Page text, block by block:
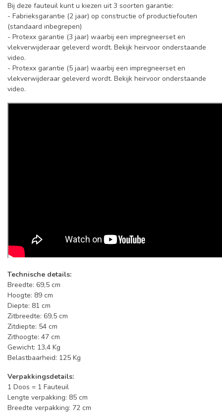
Bij deze fauteuil kunt u kiezen uit 3 soorten garantie:
- Fabrieksgarantie (2 jaar) op constructie of productiefouten
(standaard inbegrepen)
- Protexx garantie (3 jaar) waarbij een impregneerset en
vlekverwijderaar geleverd wordt. Bekijk heirvoor onderstaande
video.
- Protexx garantie (5 jaar) waarbij een impregneerset en
vlekverwijderaar geleverd wordt. Bekijk heirvoor onderstaande
video.
Technische details:
Breedte: 69,5 cm
Hoogte: 89 cm
Diepte: 81 cm
Zitbreedte: 69,5 cm
Zitdiepte: 54 cm
Zithoogte: 47 cm
Gewicht: 13,4 Kg
Belastbaarheid: 125 Kg
Verpakkingsdetails:
1 Doos = 1 Fauteuil
Lengte verpakking: 85 cm
Breedte verpakking: 72 cm